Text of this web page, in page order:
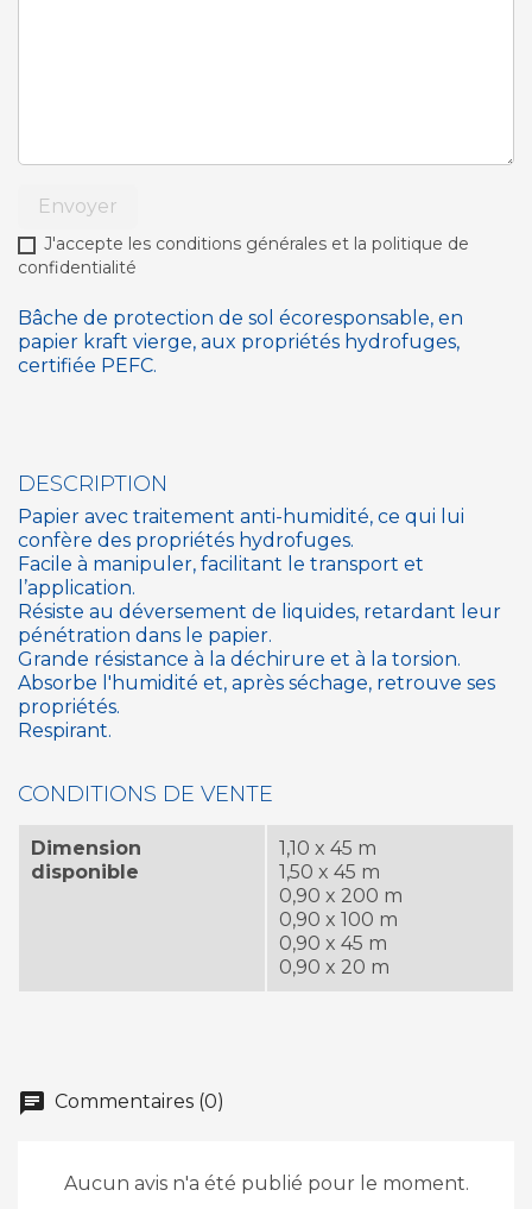
Envoyer
J'accepte les conditions générales et la politique de
confidentialité
Bâche de protection de sol écoresponsable, en
papier kraft vierge, aux propriétés hydrofuges,
certifiée PEFC.
DESCRIPTION
Papier avec traitement anti-humidité, ce qui lui
confère des propriétés hydrofuges.
Facile à manipuler, facilitant le transport et
l’application.
Résiste au déversement de liquides, retardant leur
pénétration dans le papier.
Grande résistance à la déchirure et à la torsion.
Absorbe l'humidité et, après séchage, retrouve ses
propriétés.
Respirant.
CONDITIONS DE VENTE
Dimension
disponible
1,10 x 45 m
1,50 x 45 m
0,90 x 200 m
0,90 x 100 m
0,90 x 45 m
0,90 x 20 m
chat Commentaires (0)
Aucun avis n'a été publié pour le moment.